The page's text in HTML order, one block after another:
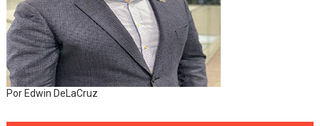
Por Edwin DeLaCruz